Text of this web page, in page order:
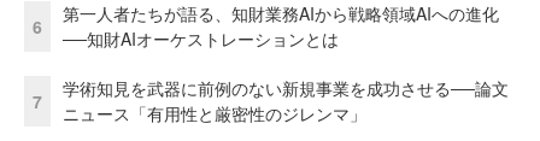
6
第一人者たちが語る、知財業務AIから戦略領域AIへの進化
──知財AIオーケストレーションとは
7
学術知見を武器に前例のない新規事業を成功させる──論文
ニュース「有用性と厳密性のジレンマ」